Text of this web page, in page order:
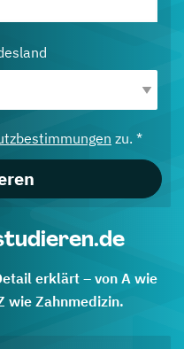
zu. *
erklärt – von A wie
wie Zahnmedizin.